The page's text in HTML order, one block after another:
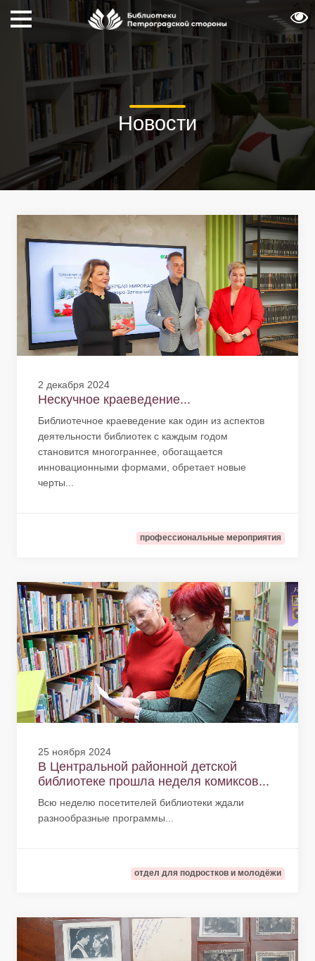
Новости
2 декабря 2024
Нескучное краеведение...
Библиотечное краеведение как один из аспектов
деятельности библиотек с каждым годом
становится многограннее, обогащается
инновационными формами, обретает новые
черты...
профессиональные мероприятия
25 ноября 2024
В Центральной районной детской
библиотеке прошла неделя комиксов...
Всю неделю посетителей библиотеки ждали
разнообразные программы...
отдел для подростков и молодёжи